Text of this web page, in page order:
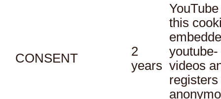
CONSENT
2
years
this
youtube-
videos
registers